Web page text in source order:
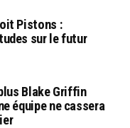
Pistons :
sur le futur
Blake Griffin
équipe ne cassera